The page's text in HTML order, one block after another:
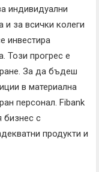
индивидуални
и за всички колеги
инвестира
Този прогрес е
За да бъдеш
в материална
персонал. Fibank
бизнес с
продукти и